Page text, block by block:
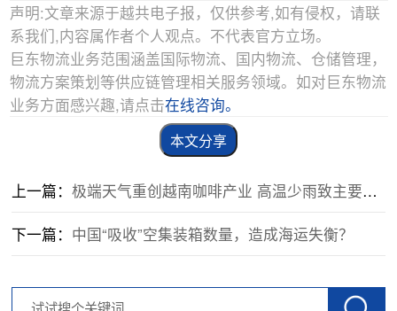
声明:文章来源于越共电子报，仅供参考,如有侵权，请联
系我们,内容属作者个人观点。不代表官方立场。
巨东物流业务范围涵盖国际物流、国内物流、仓储管理，
物流方案策划等供应链管理相关服务领域。如对巨东物流
业务方面感兴趣,请点击在线咨询。
本文分享
上一篇：极端天气重创越南咖啡产业 高温少雨致主要经济作物减产
下一篇： 中国“吸收”空集装箱数量，造成海运失衡？